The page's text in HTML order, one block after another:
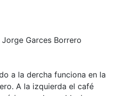
Garces Borrero
a la dercha funciona en la
A la izquierda el café